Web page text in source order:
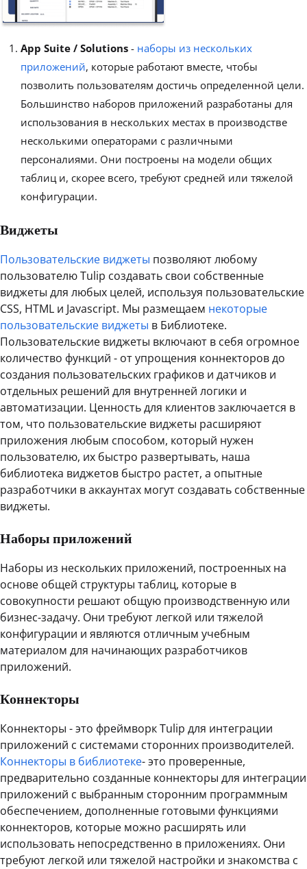
App Suite / Solutions - наборы из нескольких
приложений, которые работают вместе, чтобы
позволить пользователям достичь определенной цели.
Большинство наборов приложений разработаны для
использования в нескольких местах в производстве
несколькими операторами с различными
персоналиями. Они построены на модели общих
таблиц и, скорее всего, требуют средней или тяжелой
конфигурации.
Виджеты
Пользовательские виджеты позволяют любому
пользователю Tulip создавать свои собственные
виджеты для любых целей, используя пользовательские
CSS, HTML и Javascript. Мы размещаем некоторые
пользовательские виджеты в Библиотеке.
Пользовательские виджеты включают в себя огромное
количество функций - от упрощения коннекторов до
создания пользовательских графиков и датчиков и
отдельных решений для внутренней логики и
автоматизации. Ценность для клиентов заключается в
том, что пользовательские виджеты расширяют
приложения любым способом, который нужен
пользователю, их быстро развертывать, наша
библиотека виджетов быстро растет, а опытные
разработчики в аккаунтах могут создавать собственные
виджеты.
Наборы приложений
Наборы из нескольких приложений, построенных на
основе общей структуры таблиц, которые в
совокупности решают общую производственную или
бизнес-задачу. Они требуют легкой или тяжелой
конфигурации и являются отличным учебным
материалом для начинающих разработчиков
приложений.
Коннекторы
Коннекторы - это фреймворк Tulip для интеграции
приложений с системами сторонних производителей.
Коннекторы в библиотеке- это проверенные,
предварительно созданные коннекторы для интеграции
приложений с выбранным сторонним программным
обеспечением, дополненные готовыми функциями
коннекторов, которые можно расширять или
использовать непосредственно в приложениях. Они
требуют легкой или тяжелой настройки и знакомства с